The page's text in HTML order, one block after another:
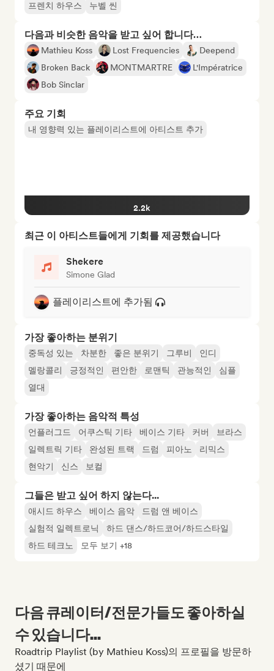
프렌치 하우스
누벨 씬
다음과 비슷한 음악을 받고 싶어 합니다…
Mathieu Koss Lost Frequencies
Deepend
Broken Back
MONTMARTRE
L'Impératrice
Bob Sinclar
주요 기회
내 영향력 있는 플레이리스트에 아티스트 추가
2.2k
최근 이 아티스트들에게 기회를 제공했습니다
Shekere
Simone Glad
플레이리스트에 추가됨
가장 좋아하는 분위기
중독성 있는 차분한 좋은 분위기 그루비
인디
멜랑콜리
긍정적인 편안한 로맨틱 관능적인
심플
열대
가장 좋아하는 음악적 특성
언플러그드 어쿠스틱 기타 베이스 기타 커버
브라스
일렉트릭 기타
완성된 트랙 드럼 피아노
리믹스
현악기
신스 보컬
그들은 받고 싶어 하지 않는다...
애시드 하우스 베이스 음악
드럼 앤 베이스
실험적 일렉트로닉
하드 댄스/하드코어/하드스타일
하드 테크노
모두 보기 +18
다음 큐레이터/전문가들도 좋아하실
수 있습니다...
Roadtrip Playlist (by Mathieu Koss)의 프로필을 방문하
셨기 때문에